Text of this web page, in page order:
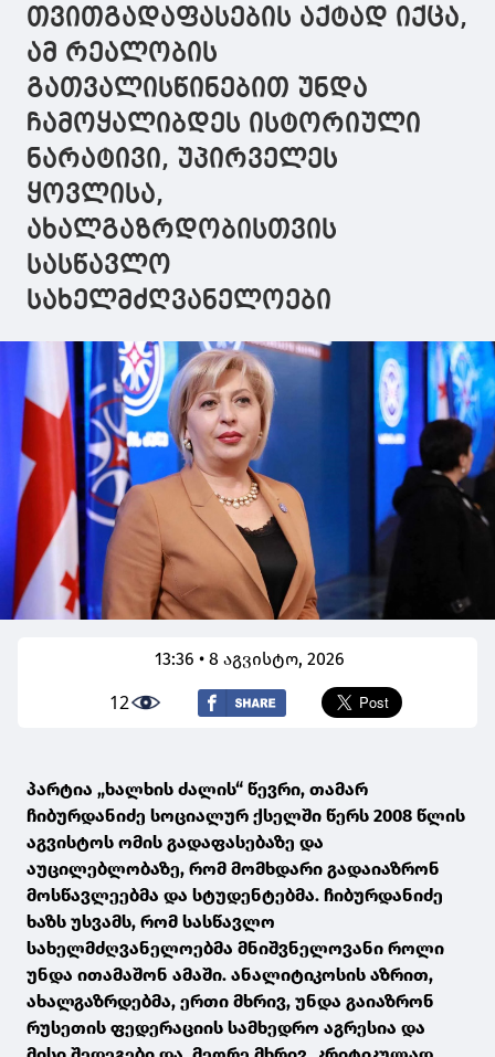
თვითგადაფასების აქტად იქცა,
ამ რეალობის
გათვალისწინებით უნდა
ჩამოყალიბდეს ისტორიული
ნარატივი, უპირველეს
ყოვლისა,
ახალგაზრდობისთვის
სასწავლო
სახელმძღვანელოები
13:36 • 8 აგვისტო, 2026
12
პარტია „ხალხის ძალის“ წევრი, თამარ
ჩიბურდანიძე სოციალურ ქსელში წერს 2008 წლის
აგვისტოს ომის გადაფასებაზე და
აუცილებლობაზე, რომ მომხდარი გადაიაზრონ
მოსწავლეებმა და სტუდენტებმა. ჩიბურდანიძე
ხაზს უსვამს, რომ სასწავლო
სახელმძღვანელოებმა მნიშვნელოვანი როლი
უნდა ითამაშონ ამაში. ანალიტიკოსის აზრით,
ახალგაზრდებმა, ერთი მხრივ, უნდა გაიაზრონ
რუსეთის ფედერაციის სამხედრო აგრესია და